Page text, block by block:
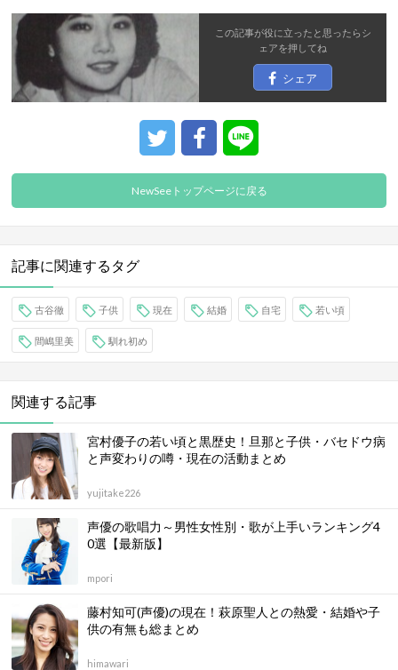
この記事が役に立ったと思ったらシ
ェアを押してね
シェア
NewSeeトップページに戻る
記事に関連するタグ
古谷徹 子供 現在 結婚 自宅 若い頃
間嶋里美 馴れ初め
関連する記事
宮村優子の若い頃と黒歴史！旦那と子供・バセドウ病
と声変わりの噂・現在の活動まとめ
yujitake226
声優の歌唱力～男性女性別・歌が上手いランキング4
0選【最新版】
mpori
藤村知可(声優)の現在！萩原聖人との熱愛・結婚や子
供の有無も総まとめ
himawari